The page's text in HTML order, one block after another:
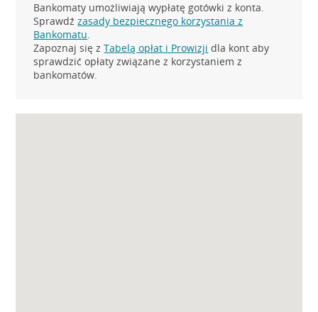
Bankomaty umożliwiają wypłatę gotówki z konta.
Sprawdźzasady bezpiecznego korzystania z
Bankomatu.
Zapoznaj się zTabelą opłat i Prowizji dla kont aby
sprawdzić opłaty związane z korzystaniem z
bankomatów.